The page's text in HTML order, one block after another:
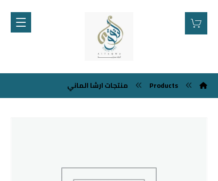
Products منتجات ارشا الماني